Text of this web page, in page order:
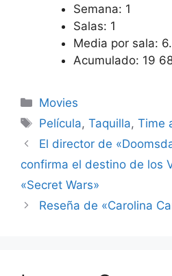
Semana: 1
Salas: 1
Media por sala:
Acumulado: 19
Categories
Movies
Tags
Película,Taquilla,Time
El director de
confirma el destino de los
«Secret Wars»
Reseña de «Carolina